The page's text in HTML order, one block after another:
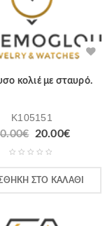
κολιέ με σταυρό.
K105151
€ 20.00€
ΣΤΟ ΚΑΛΆΘΙ